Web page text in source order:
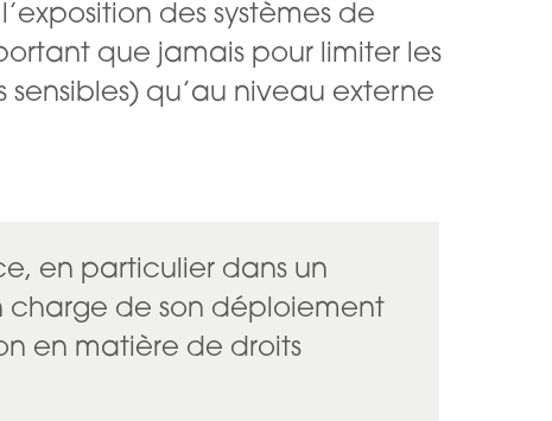
des systèmes de
que jamais pour limiter les
qu’au niveau externe
en particulier dans un
charge de son déploiement
en matière de droits